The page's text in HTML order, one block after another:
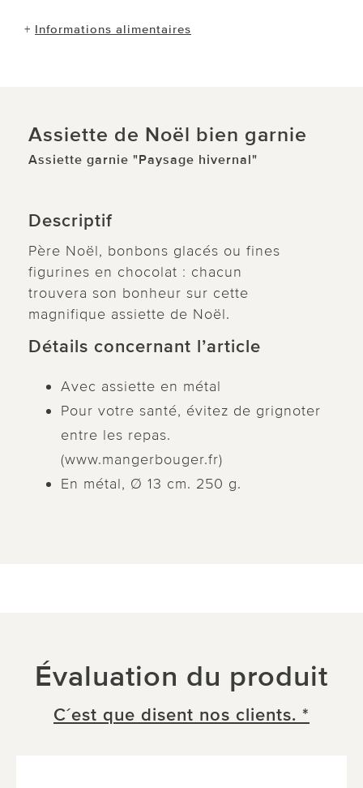
+ Informations alimentaires
Assiette de Noël bien garnie
Assiette garnie "Paysage hivernal"
Descriptif
Père Noël, bonbons glacés ou fines
figurines en chocolat : chacun
trouvera son bonheur sur cette
magnifique assiette de Noël.
Détails concernant l’article
Avec assiette en métal
Pour votre santé, évitez de grignoter
entre les repas.
(www.mangerbouger.fr)
En métal, Ø 13 cm. 250 g.
Évaluation du produit
C´est que disent nos clients. *